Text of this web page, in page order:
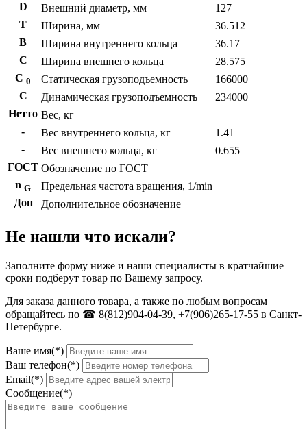
D
Внешний диаметр, мм
127
T
Ширина, мм
36.512
B
Ширина внутреннего кольца
36.17
С
Ширина внешнего кольца
28.575
С 0 Статическая грузоподъемность
166000
C
Динамическая грузоподъемность
234000
Нетто Вес, кг
-
Вес внутреннего кольца, кг
1.41
-
Вес внешнего кольца, кг
0.655
ГОСТ Обозначение по ГОСТ
n G
Предельная частота вращения, 1/min
Доп
Дополнительное обозначение
Не нашли что искали?
Заполните форму ниже и наши специалисты в кратчайшие
сроки подберут товар по Вашему запросу.
Для заказа данного товара, а также по любым вопросам
обращайтесь по ☎ 8(812)904-04-39, +7(906)265-17-55 в Санкт-
Петербурге.
Ваше имя(*)
Ваш телефон(*)
Email(*)
Сообщение(*)